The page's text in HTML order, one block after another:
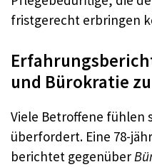
fristgerecht erbringen
und Bürokratie
Viele Betroffene fühlen
überfordert. Eine 78-
berichtet gegenüber